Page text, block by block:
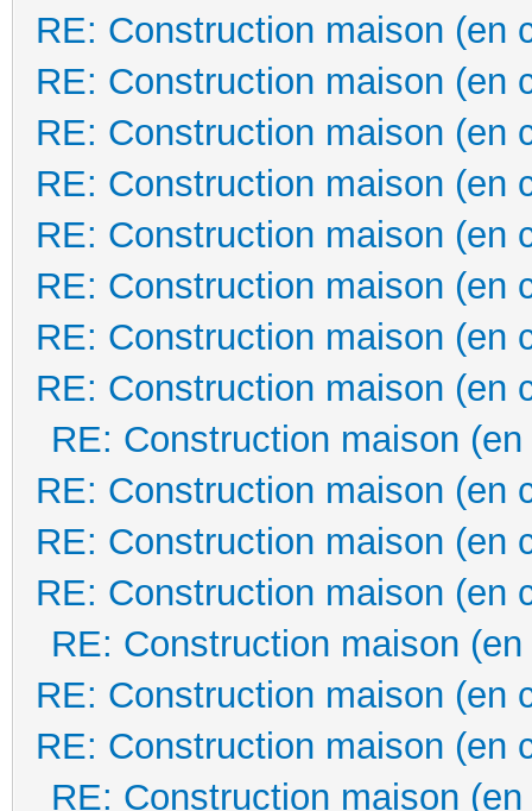
RE: Construction maison (en
RE: Construction maison (en
RE: Construction maison (en
RE: Construction maison (en
RE: Construction maison (en
RE: Construction maison (en
RE: Construction maison (en
RE: Construction maison (en
RE: Construction maison
RE: Construction maison (en
RE: Construction maison (en
RE: Construction maison (en
RE: Construction maison
RE: Construction maison (en
RE: Construction maison (en
RE: Construction maison